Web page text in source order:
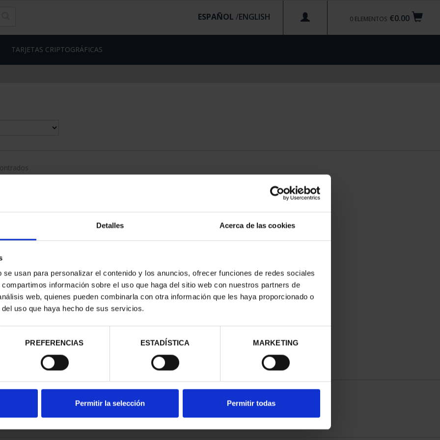
Detalles Acerca de las cookies
usan para personalizar el contenido y los anuncios, ofrecer funciones de redes sociales
información sobre el uso que haga del sitio web con nuestros partners de
web, quienes pueden combinarla con otra información que les haya proporcionado o
uso que haya hecho de sus servicios.
PREFERENCIAS ESTADÍSTICA MARKETING
Permitir la selección Permitir todas
€0.00
0 ELEMENTOS
ESPAÑOL /
TARJETAS CRIPTOGRÁFICAS
PROVINCIA